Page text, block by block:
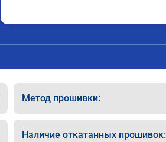
Метод прошивки:
Наличие откатанных прошивок: